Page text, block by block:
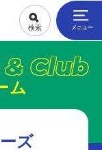
Club
ム
ズ